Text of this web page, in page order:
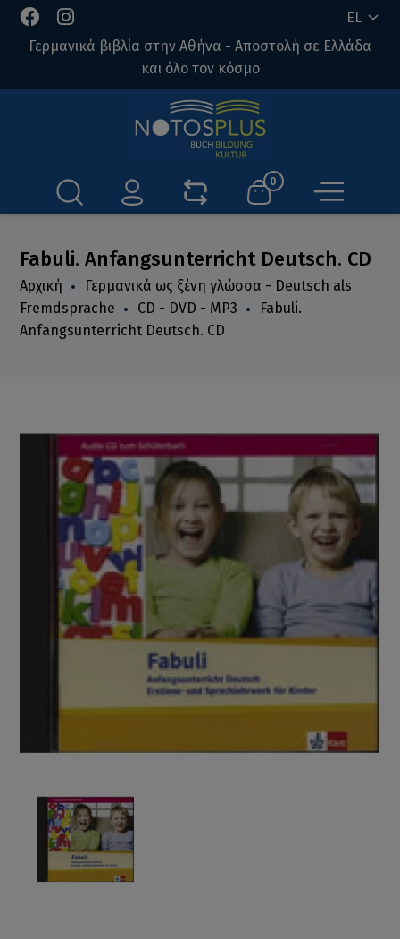
EL
Γερμανικά βιβλία στην Αθήνα - Αποστολή σε Ελλάδα
και όλο τον κόσμο
0
Fabuli. Anfangsunterricht Deutsch. CD
Αρχική
Γερμανικά ως ξένη γλώσσα - Deutsch als
Fremdsprache
CD - DVD - MP3
Fabuli.
Anfangsunterricht Deutsch. CD